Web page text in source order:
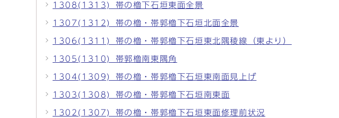
1308(1313)_帯の櫓下石垣東面全景
1307(1312)_帯の櫓・帯郭櫓下石垣北面全景
1306(1311)_帯の櫓・帯郭櫓下石垣東北隅稜線（東より）
1305(1310)_帯郭櫓南東隅角
1304(1309)_帯の櫓・帯郭櫓下石垣東南面見上げ
1303(1308)_帯の櫓・帯郭櫓下石垣南東面
1302(1307)_帯の櫓・帯郭櫓下石垣東面修理前状況